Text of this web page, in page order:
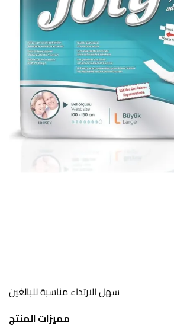
سهل الارتداء مناسبة للبالغين
مميزات المنتج